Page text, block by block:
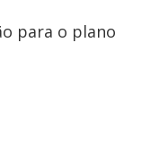
para o plano